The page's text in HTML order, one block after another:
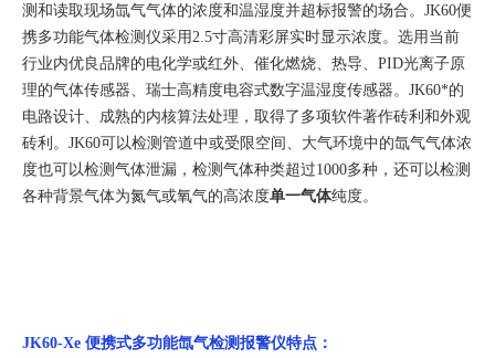
测 和读取现场氙气气体的浓度和温湿度并超标报警的场合。 JK60便
携多功能气体检测仪采用 2.5寸高清彩屏实时显示浓度。 选用当前
行业内优良品牌的电化学或红外、催化燃烧、热导、 PID光离子原
理的气体传感器、瑞士高精度电容式数字温湿度传感器 。 JK60*的
电路设计、成熟的内核算法处理，取得了多项软件著作砖利和外观
砖利。JK60可以检测管道中或受限空间、大气环境中的氙气气体浓
度也可以检测气体泄漏，检测气体种类超过1000多种，还可以检测
各种背景气体为氮气或氧气的高浓度单一气体纯度。
JK60-Xe 便携式多功能氙气检测报警仪特点：